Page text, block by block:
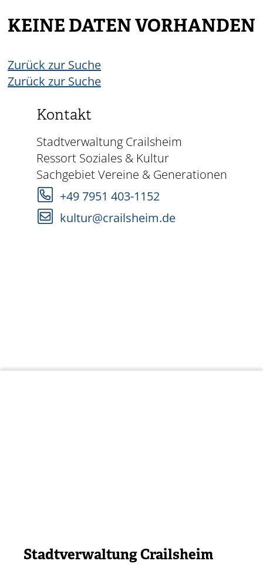
Kontakt
Stadtverwaltung Crailsheim
Ressort Soziales & Kultur
Sachgebiet Vereine & Generationen
+49 7951 403-1152
kultur@crailsheim.de
KEINE DATEN VORHANDEN
Zurück zur Suche
Zurück zur Suche
Stadtverwaltung Crailsheim